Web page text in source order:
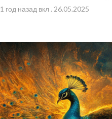
1 год назад вкл . 26.05.2025